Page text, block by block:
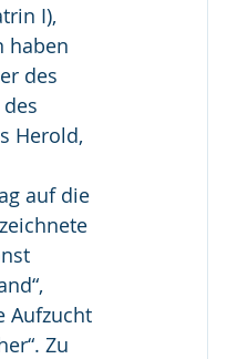
I),
haben
des
Herold,
auf die
Aufzucht
Zu